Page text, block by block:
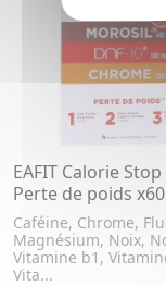
EAFIT Calorie
Perte de poids
Caféine, Chrome,
Magnésium, Noix,
Vitamine b1,
Vita...